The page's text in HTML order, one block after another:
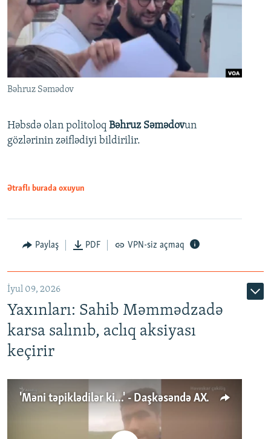
Bəhruz Səmədov
Həbsdə olan politoloq Bəhruz Səmədovun
gözlərinin zəiflədiyi bildirilir.
Ətraflı burada oxuyun
Paylaş PDF VPN-siz açmaq
İyul 09, 2026
Yaxınları: Sahib Məmmədzadə
karsa salınıb, aclıq aksiyası
keçirir
'Məni təpiklədilər ki...' - Daşkəsəndə AXCP fəalının yaxınları onun həbsinə etiraz edirlər